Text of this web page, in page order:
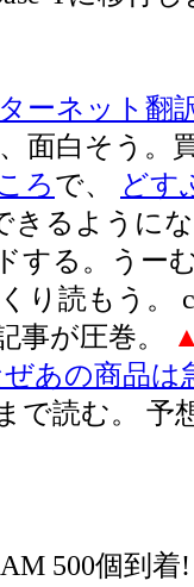
ーネット翻
面白そう。
ろで、
どす
きるように
する。うー
り読もう。
事が圧巻。
あの商品は
で読む。 予
500個到着!